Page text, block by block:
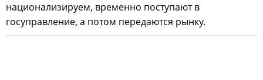
национализируем, временно поступают в
госуправление, а потом передаются рынку.